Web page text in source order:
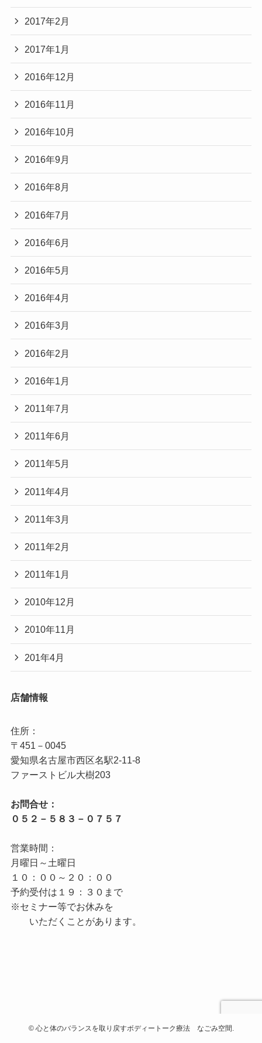
2017年2月
2017年1月
2016年12月
2016年11月
2016年10月
2016年9月
2016年8月
2016年7月
2016年6月
2016年5月
2016年4月
2016年3月
2016年2月
2016年1月
2011年7月
2011年6月
2011年5月
2011年4月
2011年3月
2011年2月
2011年1月
2010年12月
2010年11月
201年4月
店舗情報
住所：
〒451－0045
愛知県名古屋市西区名駅2‐11‐8
ファーストビル大樹203
お問合せ：
営業時間：
月曜日～土曜日
１０：００～２０：００
予約受付は１９：３０まで
※セミナー等でお休みを
©心と体のバランスを取り戻すボディートーク療法 なごみ空間.